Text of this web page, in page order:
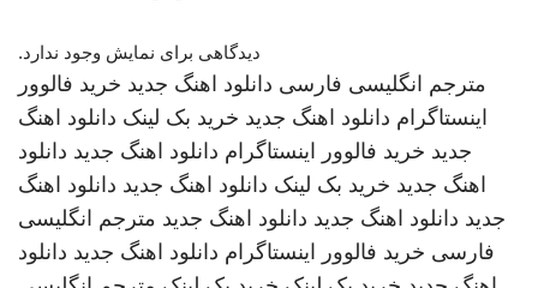
دیدگاهی برای نمایش وجود ندارد.
مترجم انگلیسی فارسی دانلود اهنگ جدید خرید فالوور
اینستاگرام دانلود اهنگ جدید خرید بک لینک دانلود اهنگ
جدید خرید فالوور اینستاگرام دانلود اهنگ جدید دانلود
اهنگ جدید خرید بک لینک دانلود اهنگ جدید دانلود اهنگ
جدید دانلود اهنگ جدید دانلود اهنگ جدید مترجم انگلیسی
فارسی خرید فالوور اینستاگرام دانلود اهنگ جدید دانلود